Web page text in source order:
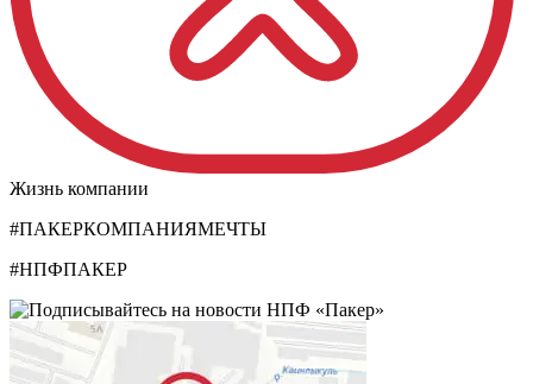
Жизнь компании
#ПАКЕРКОМПАНИЯМЕЧТЫ
#НПФПАКЕР